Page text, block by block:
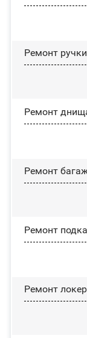
Ремонт
Ремонт
Ремонт
Ремонт
Ремонт